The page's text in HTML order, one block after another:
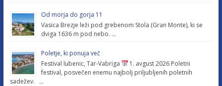
Od morja do gorja 11
Vasica Brezje leži pod grebenom Stola (Gran Monte), ki se
dviga 1636 m pod nebo. …
Poletje, ki ponuja več
Festival lubenic, Tar-Vabriga
1. avgust 2026 Poletni
festival, posvečen enemu najbolj priljubljenih poletnih
sadežev. …